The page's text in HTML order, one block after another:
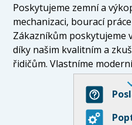
Poskytujeme zemní a
mechanizaci, bourací
Zákazníkům poskytujeme
díky našim kvalitním a
řidičům. Vlastníme
vybavenými traktorbagry
rypadlem. Sídlíme v
Karlovarském kraji.